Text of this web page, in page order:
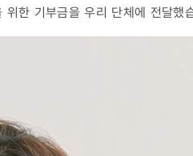
한 기부금을 우리 단체에 전달했